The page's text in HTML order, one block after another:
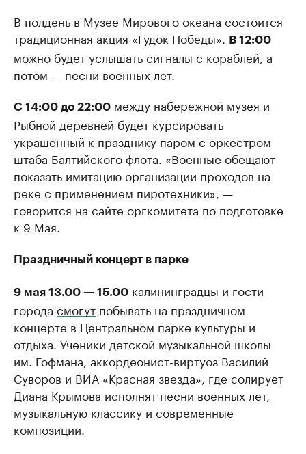
В полдень в Музее Мирового океана состоится
традиционная акция «Гудок Победы».
В 12:00
можно будет услышать сигналы с кораблей, а
потом — песни военных лет.
С 14:00 до 22:00 между набережной музея и
Рыбной деревней будет курсировать
украшенный к празднику паром с оркестром
штаба Балтийского флота. «Военные обещают
показать имитацию организации проходов на
реке с применением пиротехники», —
говорится на сайте оргкомитета по подготовке
к 9 Мая.
Праздничный концерт в парке
9 мая 13.00 — 15.00 калининградцы и гости
города смогут побывать на праздничном
концерте в Центральном парке культуры и
отдыха. Ученики детской музыкальной школы
им. Гофмана, аккордеонист-виртуоз Василий
Суворов и ВИА «Красная звезда», где солирует
Диана Крымова исполнят песни военных лет,
музыкальную классику и современные
композиции.